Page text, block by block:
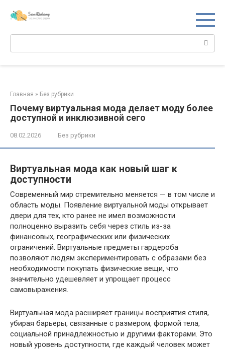
Главная » Без рубрики
Почему виртуальная мода делает моду более
доступной и инклюзивной сего
08.02.2026 Без рубрики
Виртуальная мода как новый шаг к
доступности
Современный мир стремительно меняется — в том числе и
область моды. Появление виртуальной моды открывает
двери для тех, кто ранее не имел возможности
полноценно выразить себя через стиль из-за
финансовых, географических или физических
ограничений. Виртуальные предметы гардероба
позволяют людям экспериментировать с образами без
необходимости покупать физические вещи, что
значительно удешевляет и упрощает процесс
самовыражения.
Виртуальная мода расширяет границы восприятия стиля,
убирая барьеры, связанные с размером, формой тела,
социальной принадлежностью и другими факторами. Это
новый уровень доступности, где каждый человек может